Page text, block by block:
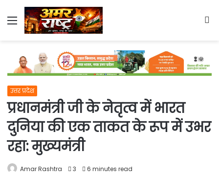
Menu
उत्तर प्रदेश
प्रधानमंत्री जी के नेतृत्व में भारत
दुनिया की एक ताकत के रूप में उभर
रहा: मुख्यमंत्री
Amar Rashtra 3 6 minutes read